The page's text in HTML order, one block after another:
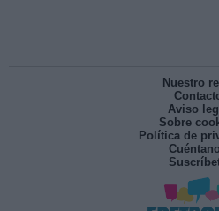
Nuestro
Aviso
Sobre
Política de